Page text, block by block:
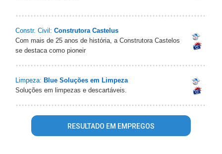
Constr. Civil: Construtora Castelus
Com mais de 25 anos de história, a Construtora Castelos
se destaca como pioneir
Limpeza: Blue Soluções em Limpeza
Soluções em limpezas e descartáveis.
RESULTADO EM EMPREGOS